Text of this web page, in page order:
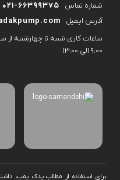
شماره تماس
021-66399375
آدرس ایمیل
9:00 الی 13:00
برای استفاده از مطالب یدک پمپ،